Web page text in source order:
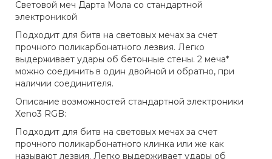
Световой меч Дарта Мола со стандартной
электроникой
Подходит для битв на световых мечах за счет
прочного поликарбонатного лезвия. Легко
выдерживает удары об бетонные стены. 2 меча*
можно соединить в один двойной и обратно, при
наличии соединителя.
Описание возможностей стандартной электроники
Xeno3 RGB:
Подходит для битв на световых мечах за счет
прочного поликарбонатного клинка или же как
называют лезвия. Легко выдерживает удары об